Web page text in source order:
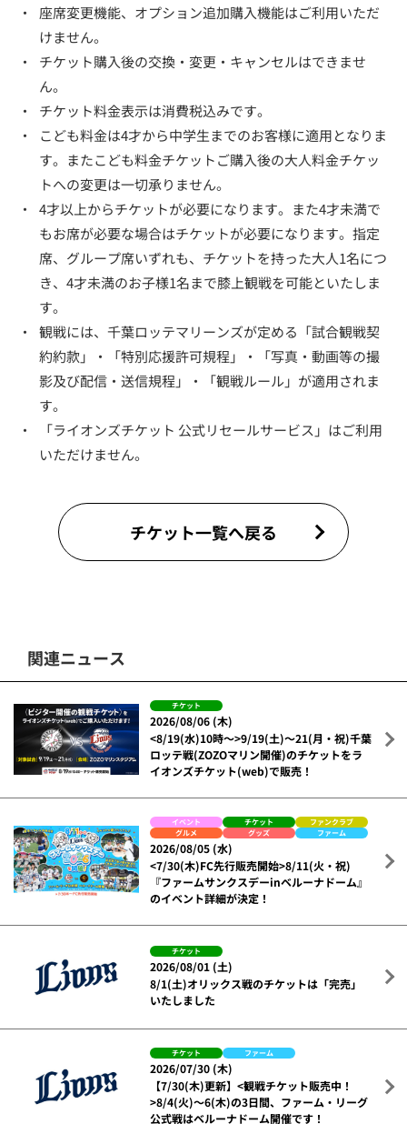
・
座席変更機能、オプション追加購入機能はご利用いただ
けません。
・
チケット購入後の交換・変更・キャンセルはできませ
ん。
・
チケット料金表示は消費税込みです。
・
こども料金は4才から中学生までのお客様に適用となりま
す。またこども料金チケットご購入後の大人料金チケッ
トへの変更は一切承りません。
・
4才以上からチケットが必要になります。また4才未満で
もお席が必要な場合はチケットが必要になります。指定
席、グループ席いずれも、チケットを持った大人1名につ
き、4才未満のお子様1名まで膝上観戦を可能といたしま
す。
・
観戦には、千葉ロッテマリーンズが定める「試合観戦契
約約款」・「特別応援許可規程」・「写真・動画等の撮
影及び配信・送信規程」・「観戦ルール」が適用されま
す。
・
「ライオンズチケット 公式リセールサービス」はご利用
いただけません。
チケット一覧へ戻る
関連ニュース
チケット
2026/08/06 (木)
<8/19(水)10時～>9/19(土)～21(月・祝)千葉
ロッテ戦(ZOZOマリン開催)のチケットをラ
イオンズチケット(web)で販売！
イベント チケット
ファンクラブ
グルメ
グッズ ファーム
2026/08/05 (水)
<7/30(木)FC先行販売開始>8/11(火・祝)
『ファームサンクスデーinベルーナドーム』
のイベント詳細が決定！
チケット
2026/08/01 (土)
8/1(土)オリックス戦のチケットは「完売」
いたしました
チケット ファーム
2026/07/30 (木)
【7/30(木)更新】<観戦チケット販売中！
>8/4(火)～6(木)の3日間、ファーム・リーグ
公式戦はベルーナドーム開催です！